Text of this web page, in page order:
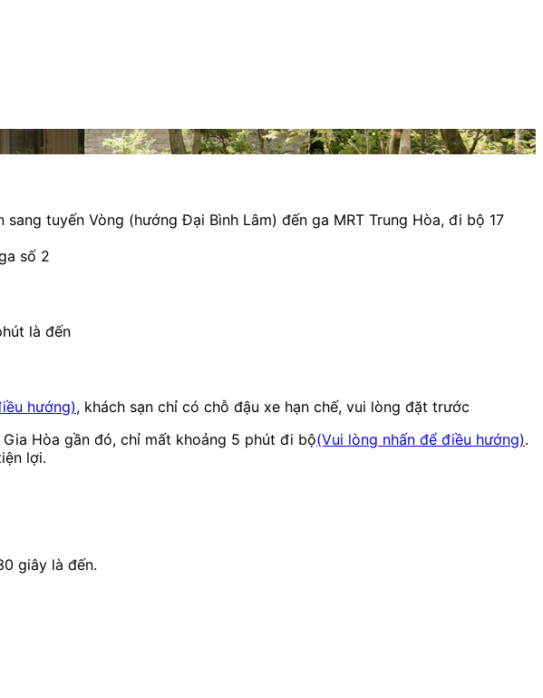
tuyến Vòng (hướng Đại Bình Lâm) đến ga MRT Trung Hòa, đi bộ 17
số 2
là đến
hướng), khách sạn chỉ có chỗ đậu xe hạn chế, vui lòng đặt trước
Hòa gần đó, chỉ mất khoảng 5 phút đi bộ(Vui lòng nhấn để điều hướng).
lợi.
giây là đến.